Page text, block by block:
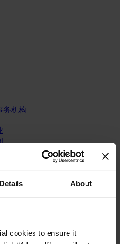
Details About
cookies to ensure it
务机构